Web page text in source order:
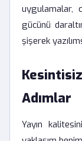
uygulamalar,
gücünü
şişerek
Adımlar
Yayın